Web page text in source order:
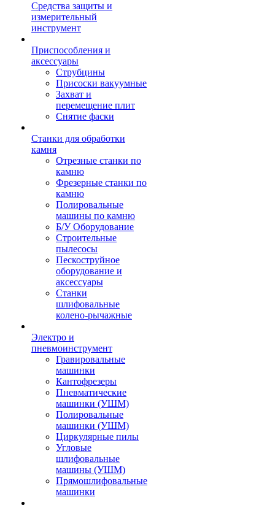
Средства защиты и
измерительный
инструмент
Приспособления и
аксессуары
Струбцины
Присоски вакуумные
Захват и
перемещение плит
Снятие фаски
Станки для обработки
камня
Отрезные станки по
камню
Фрезерные станки по
камню
Полировальные
машины по камню
Б/У Оборудование
Строительные
пылесосы
Пескоструйное
оборудование и
аксессуары
Станки
шлифовальные
колено-рычажные
Электро и
пневмоинструмент
Гравировальные
машинки
Кантофрезеры
Пневматические
машинки (УШМ)
Полировальные
машинки (УШМ)
Циркулярные пилы
Угловые
шлифовальные
машины (УШМ)
Прямошлифовальные
машинки